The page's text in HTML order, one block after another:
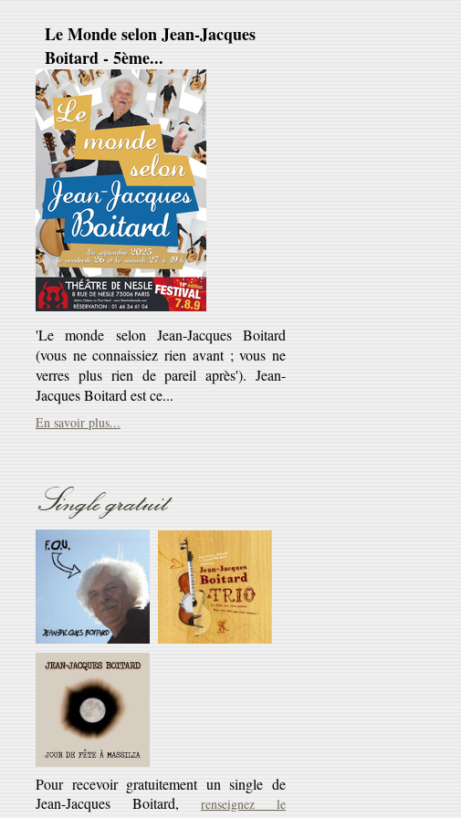
Le Monde selon Jean-Jacques
Boitard - 5ème...
'Le monde selon Jean-Jacques Boitard
(vous ne connaissiez rien avant ; vous ne
verres plus rien de pareil après'). Jean-
Jacques Boitard est ce...
En savoir plus...
Réédition
Rééditions CD des cassettes les Cahiers du
Garlaban - 10€ + 45 tours offert
En savoir plus...
Single gratuit
Pour recevoir gratuitement un single de
Jean-Jacques Boitard, renseignez le